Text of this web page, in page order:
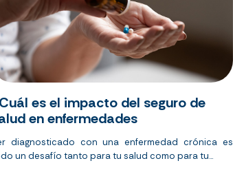
es el impacto del seguro de
en enfermedades
diagnosticado con una enfermedad crónica es
un desafío tanto para tu salud como para tu...